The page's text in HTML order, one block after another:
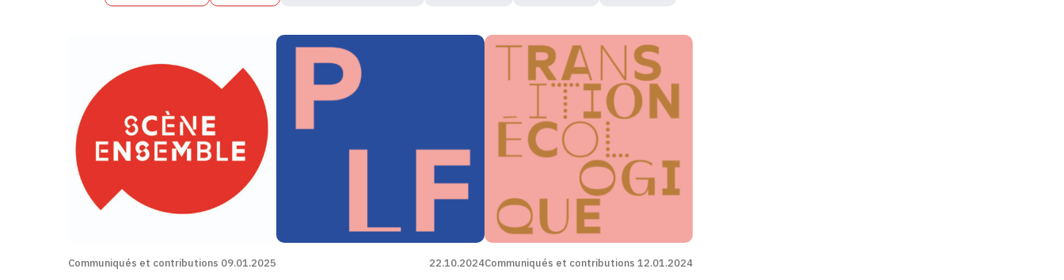
Communiqués et contributions 09.01.2025 22.10.2024Communiqués et contributions 12.01.2024